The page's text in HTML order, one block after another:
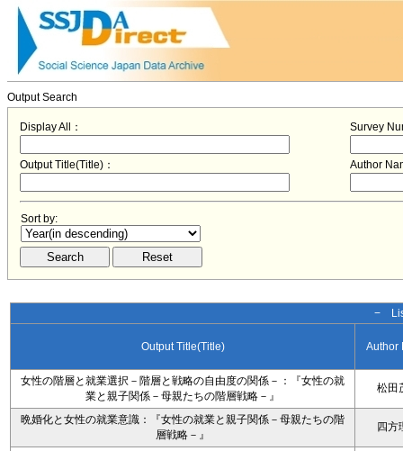
Output Search
Display All： Survey
Output Title(Title)： Author
Sort by:
−
Output Title(Title) Author
女性の階層と就業選択－階層と戦略の自由度の関係－：『女性の就
業と親子関係－母親たちの階層戦略－』
松田
晩婚化と女性の就業意識：『女性の就業と親子関係－母親たちの階
層戦略－』
四方